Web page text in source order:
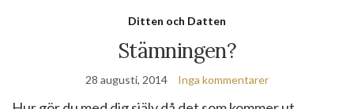
Ditten och Datten
Stämningen?
28 augusti, 2014 Inga kommentarer